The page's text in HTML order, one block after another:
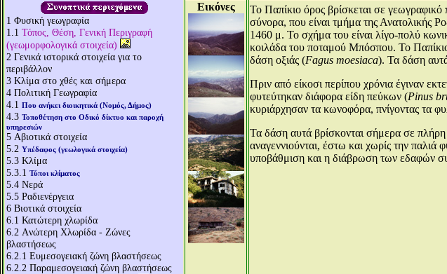
1 Φυσική γεωγραφία
1.1 Τόπος, Θέση, Γενική Περιγραφή
(γεωμορφολογικά στοιχεία)
2 Γενικά ιστορικά στοιχεία για το
περιβάλλον
3 Κλίμα στο χθές και σήμερα
4 Πολιτική Γεωγραφία
4.1 Που ανήκει διοικητικά (Νομός, Δήμος)
4.3 Τοποθέτηση στο Οδικό δίκτυο και παροχή
υπηρεσιών
5 Αβιοτικά στοιχεία
5.2 Υπέδαφος (γεωλογικά στοιχεία)
5.3 Κλίμα
5.3.1 Τύποι κλίματος
5.4 Νερά
5.5 Ραδιενέργεια
6 Βιοτικά στοιχεία
6.1 Κατώτερη χλωρίδα
6.2 Aνώτερη Χλωρίδα - Ζώνες
βλαστήσεως
6.2.1 Ευμεσογειακή ζώνη βλαστήσεως
6.2.2 Παραμεσογειακή ζώνη βλαστήσεως
Εικόνες Το Παπίκιο όρος βρίσκεται σε γεωγραφικό
σύνορα, που είναι τμήμα της Ανατολικής
1460 μ. Το σχήμα του είναι λίγο-πολύ
κοιλάδα του ποταμού Μπόσπου. Το
δάση οξιάς (Fagus moesiaca). Τα δάση
Πριν από είκοσι περίπου χρόνια έγιναν
φυτεύτηκαν διάφορα είδη πεύκων (Pinus
κυριάρχησαν τα κωνοφόρα, πνίγοντας τα
Τα δάση αυτά βρίσκονται σήμερα σε
αναγεννιούνται, έστω και χωρίς την
υποβάθμιση και η διάβρωση των εδαφών